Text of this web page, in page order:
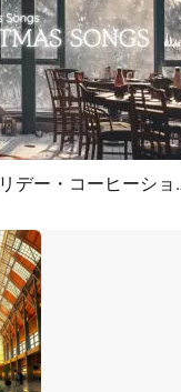
AI再生成 ヴィンテージ・クリスマス・ホ